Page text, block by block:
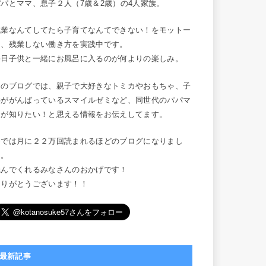
とママ、息子２人（7歳＆2歳）の4人家族。
なんてしてたら子育てなんてできない！をモットー
残業しない働き方を実践中です。
子供と一緒にお風呂に入るのが何よりの楽しみ。
ブログでは、親子で大好きなトミカやおもちゃ、子
がんばっているスマイルゼミなど、同世代のパパマ
知りたい！と思える情報をお伝えしてます。
は月に２２万回読まれるほどのブログになりまし
でくれるみなさんのおかげです！
がとうございます！！
新記事